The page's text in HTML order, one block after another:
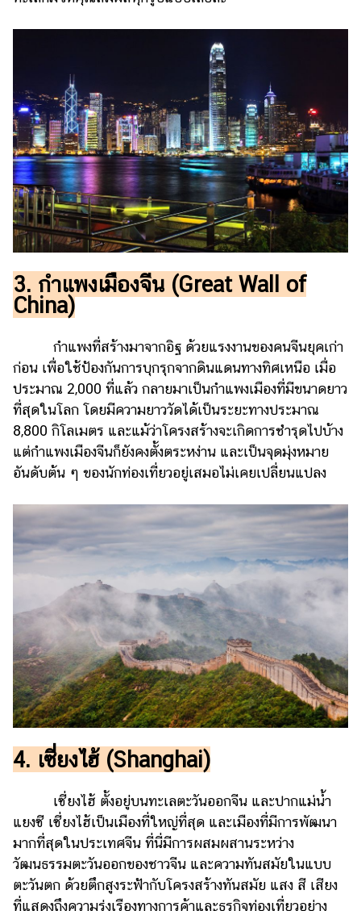
บริการ
คอร์ส
ออนไลน์
เรียน
เลข
ออนไลน์
ติดต่อ
โฆษณา
แจ้ง
ปัญหา
ร่วม
เรา
3. กำแพงเมืองจีน (Great Wall of
China)
กำแพงที่สร้างมาจากอิฐ ด้วยแรงงานของคนจีนยุคเก่า
ก่อน เพื่อใช้ป้องกันการบุกรุกจากดินแดนทางทิศเหนือ เมื่อ
ประมาณ 2,000 ที่แล้ว กลายมาเป็นกำแพงเมืองที่มีขนาดยาว
ที่สุดในโลก โดยมีความยาววัดได้เป็นระยะทางประมาณ
8,800 กิโลเมตร และแม้ว่าโครงสร้างจะเกิดการชำรุดไปบ้าง
แต่กำแพงเมืองจีนก็ยังคงตั้งตระหง่าน และเป็นจุดมุ่งหมาย
อันดับต้น ๆ ของนักท่องเที่ยวอยู่เสมอไม่เคยเปลี่ยนแปลง
4. เซี่ยงไฮ้ (Shanghai)
เซี่ยงไฮ้ ตั้งอยู่บนทะเลตะวันออกจีน และปากแม่น้ำ
แยงซี เซี่ยงไฮ้เป็นเมืองที่ใหญ่ที่สุด และเมืองที่มีการพัฒนา
มากที่สุดในประเทศจีน ที่นี่มีการผสมผสานระหว่าง
วัฒนธรรมตะวันออกของชาวจีน และความทันสมัยในแบบ
ตะวันตก ด้วยตึกสูงระฟ้ากับโครงสร้างทันสมัย แสง สี เสียง
ที่แสดงถึงความรุ่งเรืองทางการค้าและธุรกิจท่องเที่ยวอย่าง